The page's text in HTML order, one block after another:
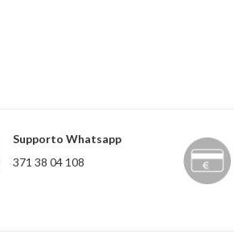
Supporto Whatsapp
371 38 04 108